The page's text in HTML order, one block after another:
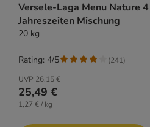
Versele-Laga Menu Nature 4
Jahreszeiten Mischung
20 kg
UVP 26,15 €
25,49 €
1,27 € / kg
Rating: 4/5 (241)